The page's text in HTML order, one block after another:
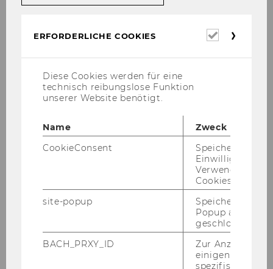
Angelika Höllebauer is the ISM's office
manager since September 2011. Back
ERFORDERLICHE COOKIES
Diese Cookies werden für eine
technisch reibungslose Funktion
unserer Website benötigt.
Name
Zweck
CookieConsent
Speichert Ihre
Einwilligung zur
Verwendung von
Cookies.
site-popup
Speichert ob ein
Popup
geschlossen
BACH_PRXY_ID
Zur Anzeige von
einigen WU-
spezifischen